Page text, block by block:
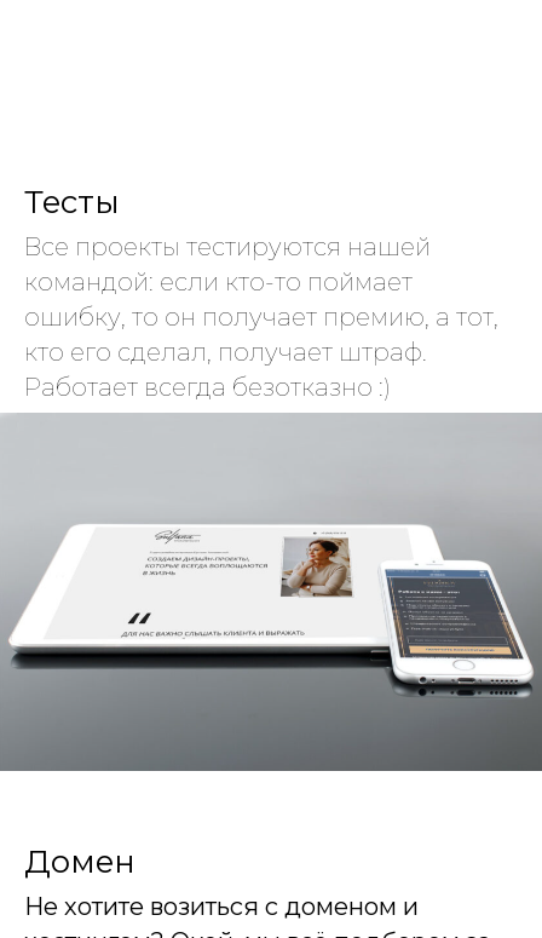
Тесты
Все проекты тестируются нашей
командой: если кто-то поймает
ошибку, то он получает премию, а тот,
кто его сделал, получает штраф.
Работает всегда безотказно :)
Домен
Не хотите возиться с доменом и